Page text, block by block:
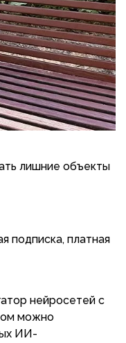
лишние объекты
подписка, платная
нейросетей с
можно
ИИ-